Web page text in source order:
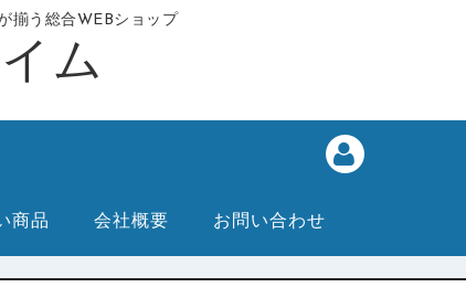
揃う総合WEBショップ
商品 会社概要 お問い合わせ